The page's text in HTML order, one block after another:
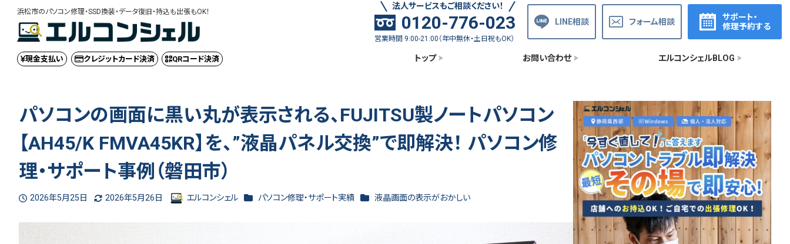
浜松市のパソコン修理・SSD換装・データ復旧・持込も出張もOK！
現金支払い クレジットカード決済 QRコード決済
法人サービスもご相談ください！
0120-776-023
営業時間 9:00-21:00（年中無休・土日祝もOK）
LINE相談 フォーム相談
サポート・
修理予約する
トップ お問い合わせ エルコンシェルBLOG
パソコンの画面に黒い丸が表示される、FUJITSU製ノートパソコン
【AH45/K FMVA45KR】を、”液晶パネル交換”で即解決！ パソコン修
理・サポート事例（磐田市）
投稿日
2026年5月25日
更新日
2026年5月26日
著
エルコンシェル カテゴリー
パソコン修理・サポート実績 カテゴリー
液晶画面の表示がおかしい